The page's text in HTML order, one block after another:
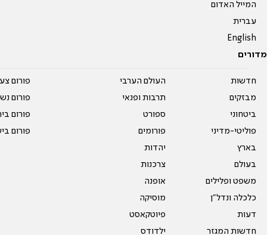
המייל האדום
עברית
English
מדורים
חדשות
מבזקים
ביטחוני
פוליטי-מדיני
בארץ
בעולם
משפט ופלילים
כלכלה ונדל"ן
דעות
חדשות המגזר
העולם הערבי
תרבות ופנאי
ספורט
פורומים
יהדות
צרכנות
אופנה
מוסיקה
פיוטקאסט
ילדודס
פורום
פורום
פורום
פורום